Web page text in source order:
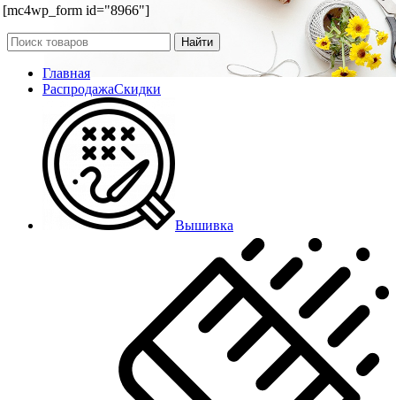
[mc4wp_form id="8966"]
Найти
Главная
РаспродажаСкидки
Вышивка